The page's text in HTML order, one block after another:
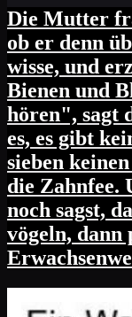
Die Mutter
ob er denn
wisse, und
Bienen und
hören", sagt
es, es gibt
sieben
die Zahnfee.
noch sagst,
vögeln, dann